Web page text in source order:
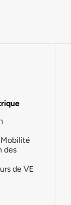
des
de VE